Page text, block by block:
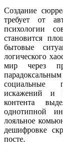
Создание
требует от
психологии
становится
бытовые
логического
мир через
социальные
искажений и
контента
однотипной
лояльное
дешифровке
посте.